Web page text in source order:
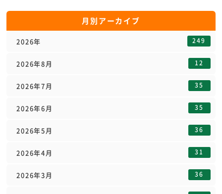
月別アーカイブ
2026年 249
2026年8月 12
2026年7月 35
2026年6月 35
2026年5月 36
2026年4月 31
2026年3月 36